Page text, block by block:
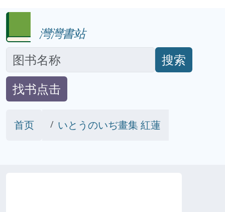
灣灣書站
搜索
找书点击
首页 いとうのいぢ畫集 紅蓮